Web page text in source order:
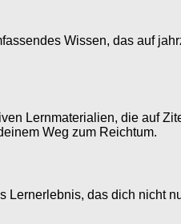
Wissen, das auf
Lernmaterialien, die auf
Weg zum Reichtum.
Lernerlebnis, das dich nicht